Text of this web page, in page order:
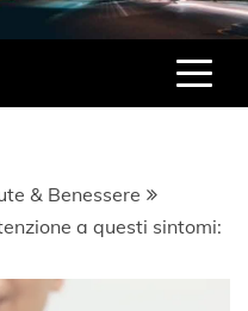
LIFELIVE
& Benessere
a questi sintomi: